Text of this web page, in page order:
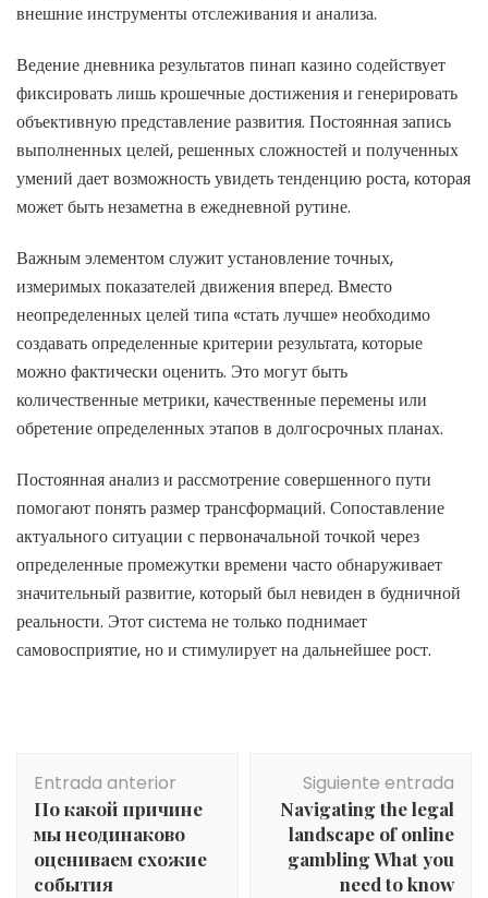
внешние инструменты отслеживания и анализа.
Ведение дневника результатов пинап казино содействует
фиксировать лишь крошечные достижения и генерировать
объективную представление развития. Постоянная запись
выполненных целей, решенных сложностей и полученных
умений дает возможность увидеть тенденцию роста, которая
может быть незаметна в ежедневной рутине.
Важным элементом служит установление точных,
измеримых показателей движения вперед. Вместо
неопределенных целей типа «стать лучше» необходимо
создавать определенные критерии результата, которые
можно фактически оценить. Это могут быть
количественные метрики, качественные перемены или
обретение определенных этапов в долгосрочных планах.
Постоянная анализ и рассмотрение совершенного пути
помогают понять размер трансформаций. Сопоставление
актуального ситуации с первоначальной точкой через
определенные промежутки времени часто обнаруживает
значительный развитие, который был невиден в будничной
реальности. Этот система не только поднимает
самовосприятие, но и стимулирует на дальнейшее рост.
de
entradas
Entrada anterior
По какой причине
мы неодинаково
оцениваем схожие
события
Siguiente entrada
Navigating the legal
landscape of online
gambling What you
need to know